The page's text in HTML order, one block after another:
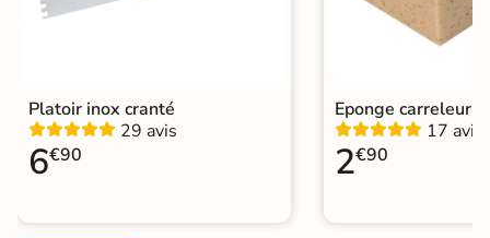
Platoir inox cranté
29 avis
6€90
Eponge carreleur
17 avis
2€90